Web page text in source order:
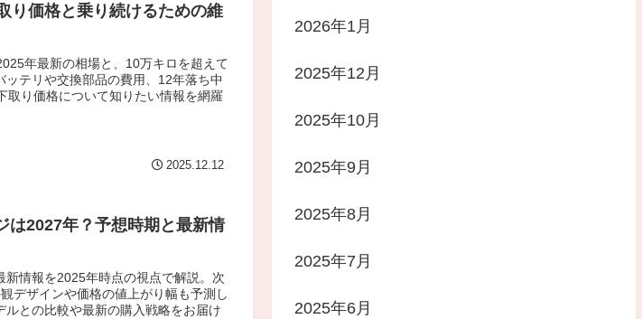
り価格と乗り続けるための維
年最新の相場と、10万キロを超えて
テリや交換部品の費用、12年落ち中
取り価格について知りたい情報を網羅
2025.12.12
は2027年？予想時期と最新情
情報を2025年時点の視点で解説。次
デザインや価格の値上がり幅も予測し
との比較や最新の購入戦略をお届け
2026年1月
2025年12月
2025年10月
2025年9月
2025年8月
2025年7月
2025年6月